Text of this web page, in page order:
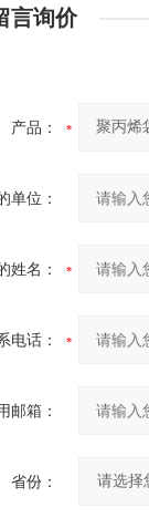
言询价
产品：
单位：
姓名：
电话：
邮箱：
省份：